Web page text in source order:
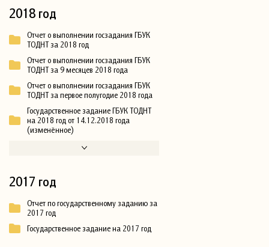
2018 год
Отчет о выполнении госзадания ГБУК
ТОДНТ за 2018 год
Отчет о выполнении госзадания ГБУК
ТОДНТ за 9 месяцев 2018 года
Отчет о выполнении госзадания ГБУК
ТОДНТ за первое полугодие 2018 года
Государственное задание ГБУК ТОДНТ
на 2018 год от 14.12.2018 года
(изменённое)
2017 год
Отчет по государственному заданию за
2017 год
Государственное задание на 2017 год